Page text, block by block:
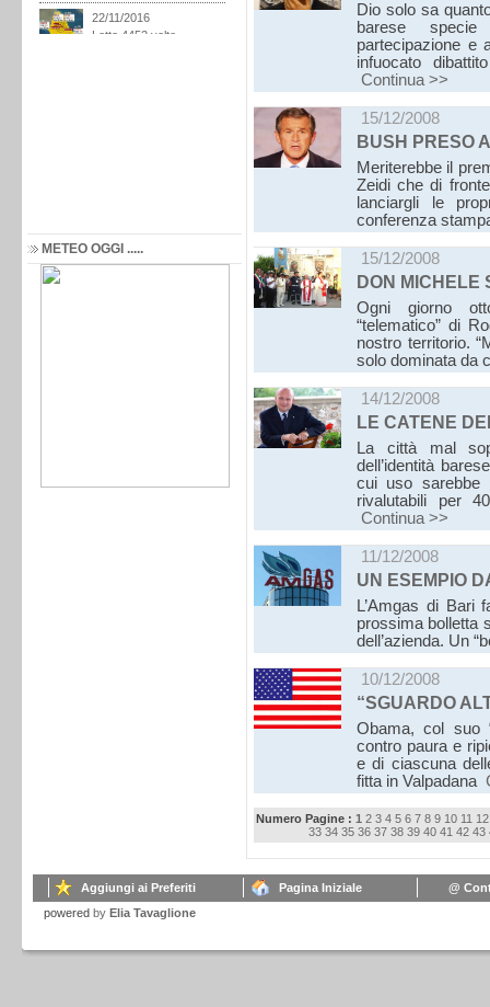
METEO OGGI .....
Dio solo sa
barese
partecipazione e
infuocato
Continua >>
15/12/2008
BUSH PRESO
Meriterebbe il
Zeidi che di
lanciargli le
conferenza
15/12/2008
DON MICHELE
Ogni giorno
“telematico” di
nostro territorio.
solo dominata da
14/12/2008
LE CATENE
La città mal
dell’identità
cui uso sarebbe
rivalutabili per
Continua >>
11/12/2008
UN ESEMPIO
L’Amgas di Bari
prossima bolletta
dell’azienda. Un
10/12/2008
“SGUARDO
Obama, col suo
contro paura e
e di ciascuna
fitta in Valpadana
Numero Pagine : 1 2 3 4 5 6 7 8 9 10 11 12
33 34 35 36 37 38 39 40 41 42 43
Aggiungi ai Preferiti Pagina Iniziale
@
powered by Elia Tavaglione